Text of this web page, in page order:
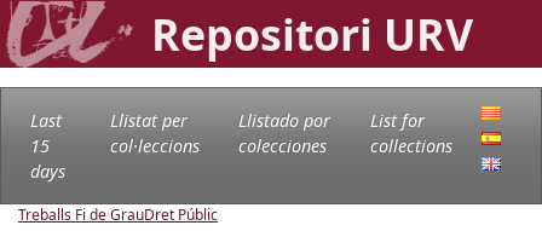
Repositori URV
Last
15
days
Llistat per
col·leccions
Llistado por
colecciones
List for
collections
Treballs Fi de GrauDret Públic